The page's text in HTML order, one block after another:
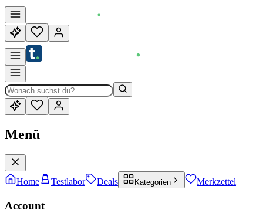
Menü
Home Testlabor Deals Kategorien Merkzettel
Account